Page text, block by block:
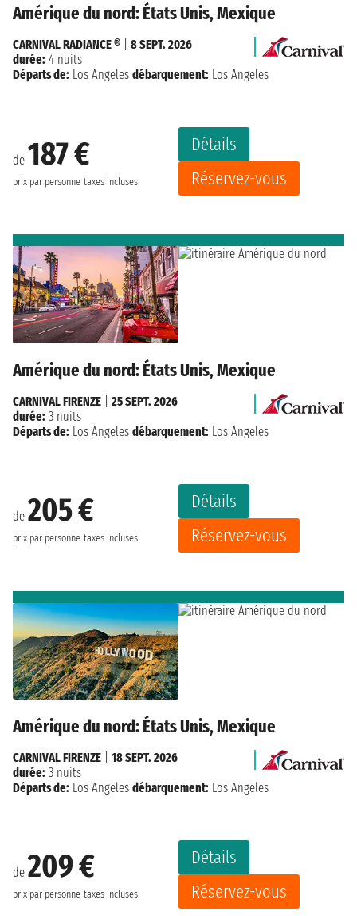
Amérique du nord: États Unis, Mexique
de 187 €
prix par personne taxes incluses
Détails
Réservez-vous
CARNIVAL RADIANCE ®
8 SEPT. 2026
durée: 4 nuits
Départs de: Los Angeles débarquement: Los Angeles
Amérique du nord: États Unis, Mexique
de 205 €
prix par personne taxes incluses
Détails
Réservez-vous
CARNIVAL FIRENZE
25 SEPT. 2026
durée: 3 nuits
Départs de: Los Angeles débarquement: Los Angeles
Amérique du nord: États Unis, Mexique
de 209 €
prix par personne taxes incluses
Détails
Réservez-vous
CARNIVAL FIRENZE
18 SEPT. 2026
durée: 3 nuits
Départs de: Los Angeles débarquement: Los Angeles